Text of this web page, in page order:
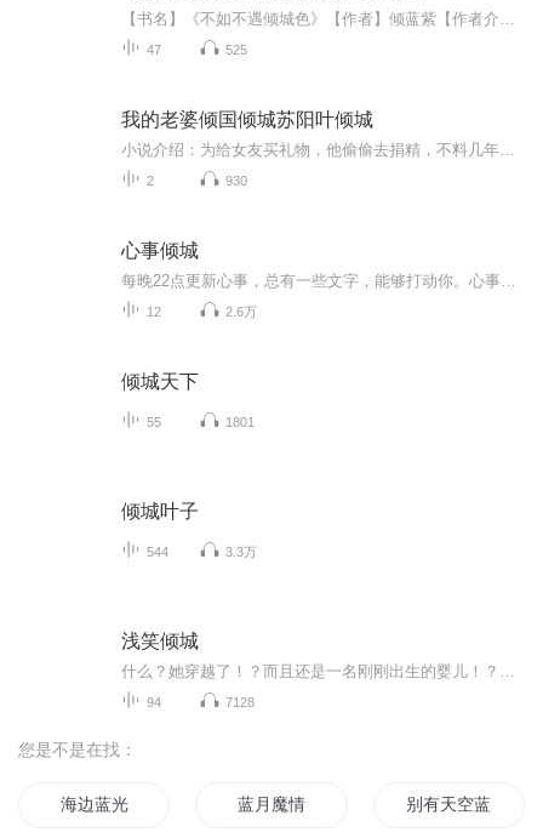
47 525
我的老婆倾国倾城苏阳叶倾城
2 930
心事倾城
12 2.6万
倾城天下
55 1801
倾城叶子
544 3.3万
浅笑倾城
94 7128
您是不是在找：
海边蓝光 蓝月魔情 别有天空蓝